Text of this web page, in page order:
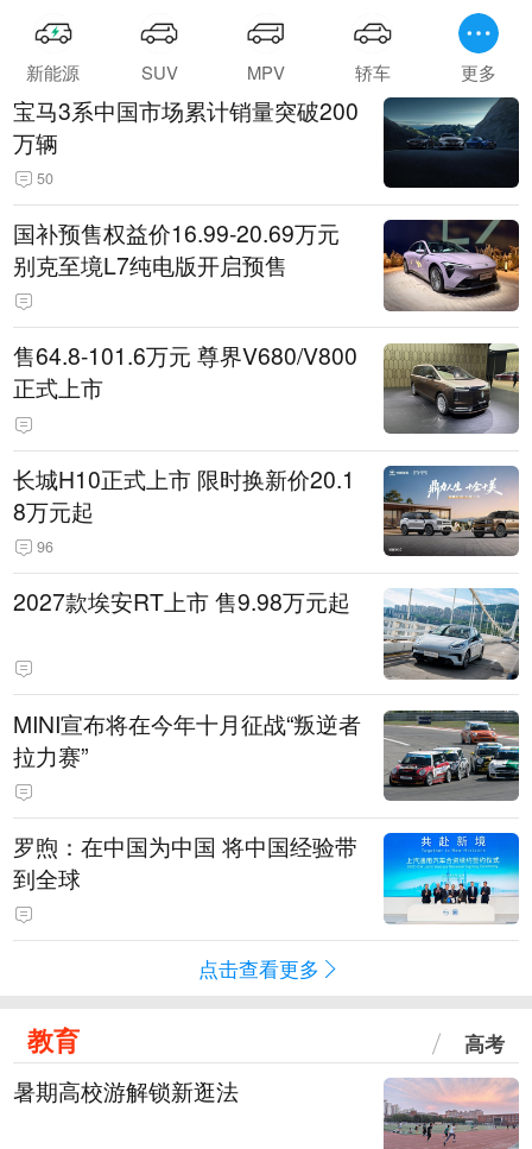
新能源 SUV MPV 轿车 更多
宝马3系中国市场累计销量突破200
万辆
50
国补预售权益价16.99-20.69万元
别克至境L7纯电版开启预售
售64.8-101.6万元 尊界V680/V800
正式上市
长城H10正式上市 限时换新价20.1
8万元起
96
2027款埃安RT上市 售9.98万元起
MINI宣布将在今年十月征战“叛逆者
拉力赛”
罗煦：在中国为中国 将中国经验带
到全球
点击查看更多
教育 高考
暑期高校游解锁新逛法